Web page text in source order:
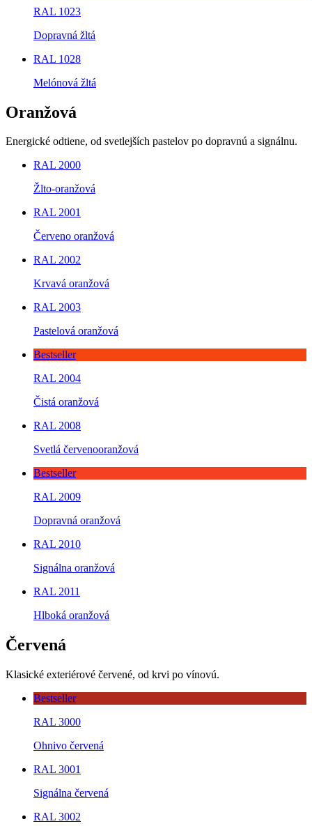
RAL 1023
Dopravná žltá
RAL 1028
Melónová žltá
Oranžová
Energické odtiene, od svetlejších pastelov po dopravnú a signálnu.
RAL 2000
Žlto-oranžová
RAL 2001
Červeno oranžová
RAL 2002
Krvavá oranžová
RAL 2003
Pastelová oranžová
Bestseller
RAL 2004
Čistá oranžová
RAL 2008
Svetlá červenooranžová
Bestseller
RAL 2009
Dopravná oranžová
RAL 2010
Signálna oranžová
RAL 2011
Hlboká oranžová
Červená
Klasické exteriérové červené, od krvi po vínovú.
Bestseller
RAL 3000
Ohnivo červená
RAL 3001
Signálna červená
RAL 3002